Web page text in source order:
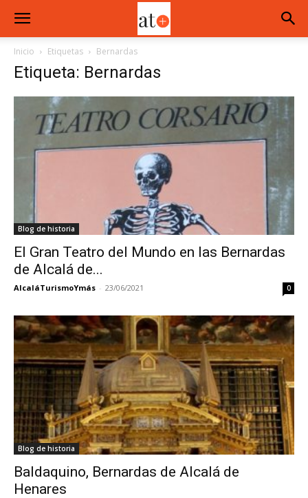
Inicio Etiquetas Bernardas
Etiqueta: Bernardas
Blog de historia
El Gran Teatro del Mundo en las Bernardas
de Alcalá de...
AlcaláTurismoYmás - 23/06/2021 0
Blog de historia
Baldaquino, Bernardas de Alcalá de
Henares